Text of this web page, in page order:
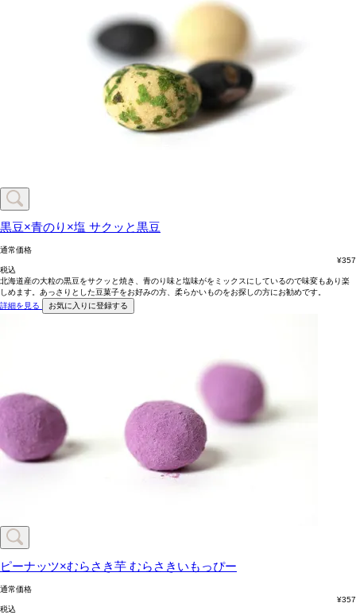
黒豆×青のり×塩 サクッと黒豆
通常価格
¥357
税込
北海道産の大粒の黒豆をサクッと焼き、青のり味と塩味がをミックスにしているので味変もあり楽
しめます。あっさりとした豆菓子をお好みの方、柔らかいものをお探しの方にお勧めです。
詳細を見る
お気に入りに登録する
ピーナッツ×むらさき芋 むらさきいもっぴー
通常価格
¥357
税込